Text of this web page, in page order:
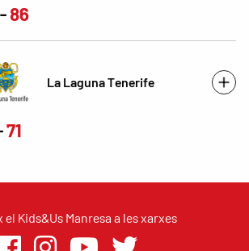
86
La Laguna Tenerife
71
el Kids&Us Manresa a les xarxes